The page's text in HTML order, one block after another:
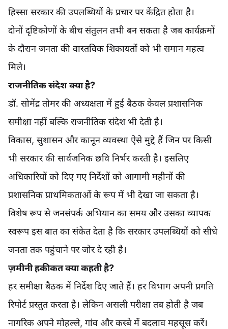
हिस्सा सरकार की उपलब्धियों के प्रचार पर केंद्रित होता है।
दोनों दृष्टिकोणों के बीच संतुलन तभी बन सकता है जब कार्यक्रमों
के दौरान जनता की वास्तविक शिकायतों को भी समान महत्व
मिले।
राजनीतिक संदेश क्या है?
डॉ. सोमेंद्र तोमर की अध्यक्षता में हुई बैठक केवल प्रशासनिक
समीक्षा नहीं बल्कि राजनीतिक संदेश भी देती है।
विकास, सुशासन और कानून व्यवस्था ऐसे मुद्दे हैं जिन पर किसी
भी सरकार की सार्वजनिक छवि निर्भर करती है। इसलिए
अधिकारियों को दिए गए निर्देशों को आगामी महीनों की
प्रशासनिक प्राथमिकताओं के रूप में भी देखा जा सकता है।
विशेष रूप से जनसंपर्क अभियान का समय और उसका व्यापक
स्वरूप इस बात का संकेत देता है कि सरकार उपलब्धियों को सीधे
जनता तक पहुंचाने पर जोर दे रही है।
ज़मीनी हकीकत क्या कहती है?
हर समीक्षा बैठक में निर्देश दिए जाते हैं। हर विभाग अपनी प्रगति
रिपोर्ट प्रस्तुत करता है। लेकिन असली परीक्षा तब होती है जब
नागरिक अपने मोहल्ले, गांव और कस्बे में बदलाव महसूस करें।